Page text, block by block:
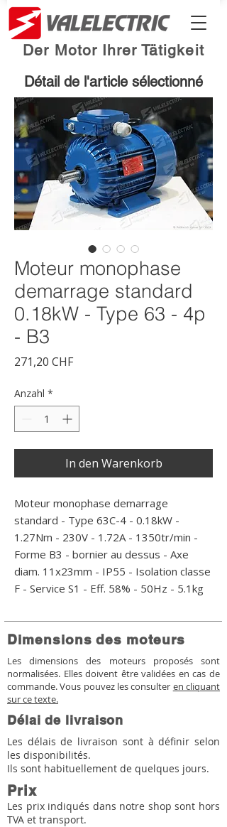
Der Motor Ihrer Tätigkeit
Détail de l'article sélectionné
Moteur monophase
demarrage standard
0.18kW - Type 63 - 4p
- B3
271,20 CHFPreis
Anzahl *
In den Warenkorb
Moteur monophase demarrage
standard - Type 63C-4 - 0.18kW -
1.27Nm - 230V - 1.72A - 1350tr/min -
Forme B3 - bornier au dessus - Axe
diam. 11x23mm - IP55 - Isolation classe
F - Service S1 - Eff. 58% - 50Hz - 5.1kg
Dimensions des moteurs
Les dimensions des moteurs proposés sont
normalisées. Elles doivent être validées en cas de
commande. Vous pouvez les consulter en cliquant
sur ce texte.
Délai de livraison
Les délais de livraison sont à définir selon
les disponibilités.
Ils sont habituellement de quelques jours.
Prix
Les prix indiqués dans notre shop sont hors
TVA et transport.